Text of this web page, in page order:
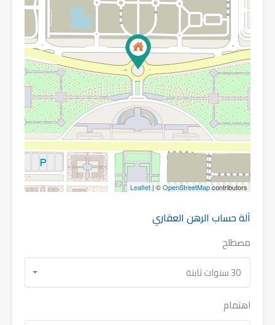
Leaflet | ©OpenStreetMapcontributors
آلة حساب الرهن العقاري
مصطلح
30 سنوات ثابتة
اهتمام